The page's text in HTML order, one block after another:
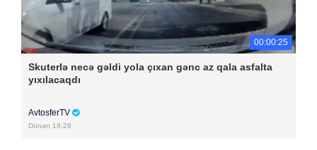
00:00:25
Skuterlə necə gəldi yola çıxan gənc az qala asfalta
yıxılacaqdı
AvtosferTV
Dünən 18:26